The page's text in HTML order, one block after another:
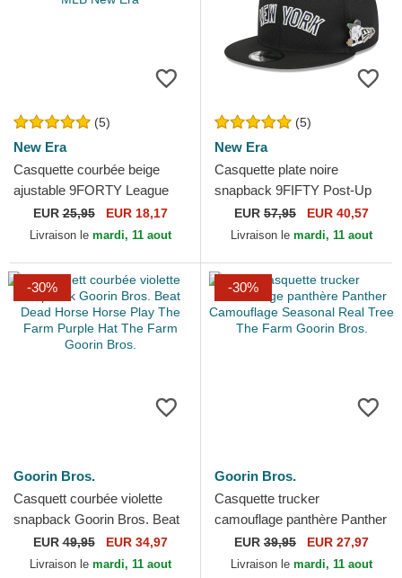
(5)
New Era
Casquette courbée beige
ajustable 9FORTY League
Essential Los Angeles
Dodgers MLB New Era
EUR25,95 EUR 18,17
Livraison le mardi, 11 aout
(5)
New Era
Casquette plate noire
snapback 9FIFTY Post-Up
Pin New York Yankees MLB
New Era
EUR 57,95 EUR 40,57
Livraison le mardi, 11 aout
-30%
Goorin Bros.
Casquett courbée violette
snapback Goorin Bros. Beat
Dead Horse Horse Play The
Farm Purple Hat...
EUR49,95 EUR 34,97
Livraison le mardi, 11 aout
-30%
Goorin Bros.
Casquette trucker
camouflage panthère Panther
Camouflage Seasonal Real
Tree The Farm Goorin Bros.
EUR 39,95 EUR 27,97
Livraison le mardi, 11 aout